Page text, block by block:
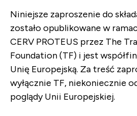
Niniejsze zaproszenie do
zostało opublikowane w
CERV PROTEUS przez The
Foundation (TF) i jest
Unię Europejską. Za treść
wyłącznie TF, niekoniecznie
poglądy Unii Europejskiej.